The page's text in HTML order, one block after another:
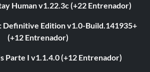
Human v1.22.3c (+22 Entrenador)
Definitive Edition v1.0-Build.141935+
(+12 Entrenador)
Parte I v1.1.4.0 (+12 Entrenador)